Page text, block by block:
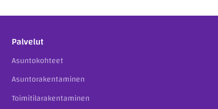
Palvelut
Asuntokohteet
Asuntorakentaminen
Toimitilarakentaminen